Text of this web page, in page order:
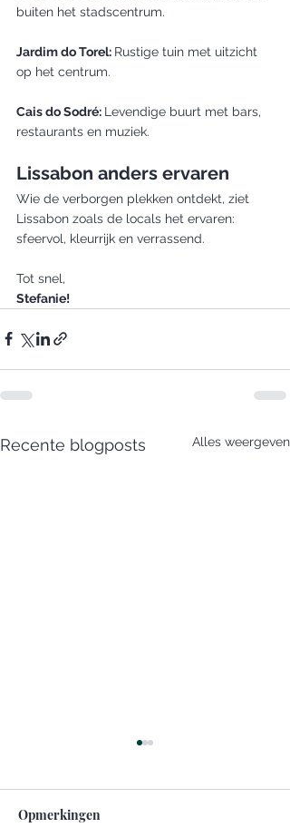
buiten het stadscentrum.
Jardim do Torel: Rustige tuin met uitzicht
op het centrum.
Cais do Sodré: Levendige buurt met bars,
restaurants en muziek.
Lissabon anders ervaren
Wie de verborgen plekken ontdekt, ziet
Lissabon zoals de locals het ervaren:
sfeervol, kleurrijk en verrassend.
Tot snel,
Stefanie!
Recente blogposts Alles weergeven
Opmerkingen